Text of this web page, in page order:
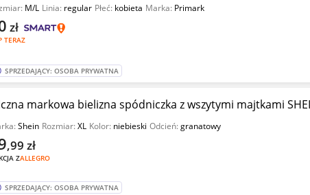
M/L Linia: regular Płeć: kobieta Marka: Primark
TERAZ
zł
SPRZEDAJĄCY: OSOBA PRYWATNA
markowa bielizna spódniczka z wszytymi majtkami
Shein Rozmiar:XL Kolor: niebieski Odcień:granatowy
ZALLEGRO
,99 zł
SPRZEDAJĄCY: OSOBA PRYWATNA